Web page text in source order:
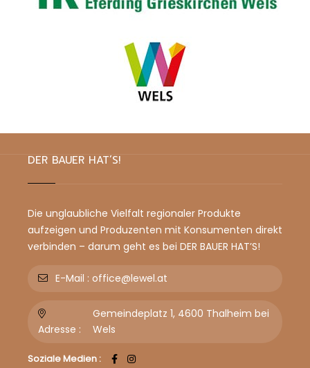
DER BAUER HAT’S!
Die unglaubliche Vielfalt regionaler Produkte
aufzeigen und Produzenten mit Konsumenten direkt
verbinden – darum geht es bei DER BAUER HAT’S!
E-Mail : office@lewel.at
Adresse :
Gemeindeplatz 1, 4600 Thalheim bei
Wels
Soziale Medien :